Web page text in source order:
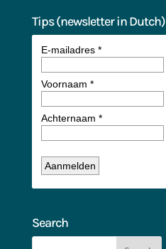
Tips (newsletter in Dutch)
Search